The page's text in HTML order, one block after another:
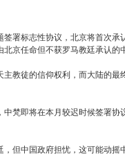
署标志性协议，北京将首次承
京任命但不获罗马教廷承认的
教徒的信仰权利，而大陆的最
中梵即将在本月较迟时候签署
但中国政府担忧，这可能动摇